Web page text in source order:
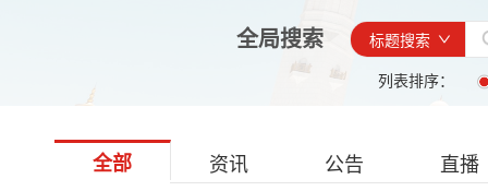
全局搜索
标题搜索
列表排序：
全部 资讯 公告 直播